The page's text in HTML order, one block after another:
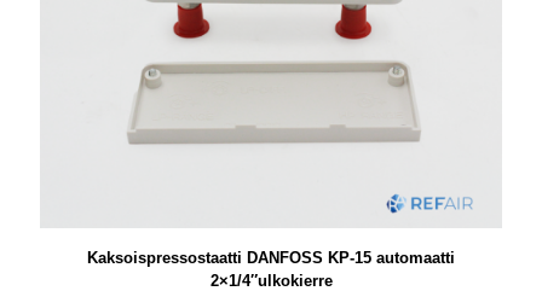
Kaksoispressostaatti DANFOSS KP-15 automaatti
2×1/4″ulkokierre